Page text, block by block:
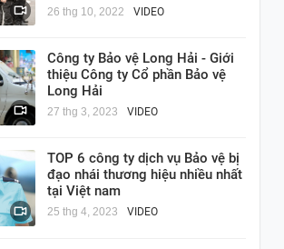
26 thg 10, 2022 VIDEO
Công ty Bảo vệ Long Hải - Giới
thiệu Công ty Cổ phần Bảo vệ
Long Hải
27 thg 3, 2023 VIDEO
TOP 6 công ty dịch vụ Bảo vệ bị
đạo nhái thương hiệu nhiều nhất
tại Việt nam
25 thg 4, 2023 VIDEO